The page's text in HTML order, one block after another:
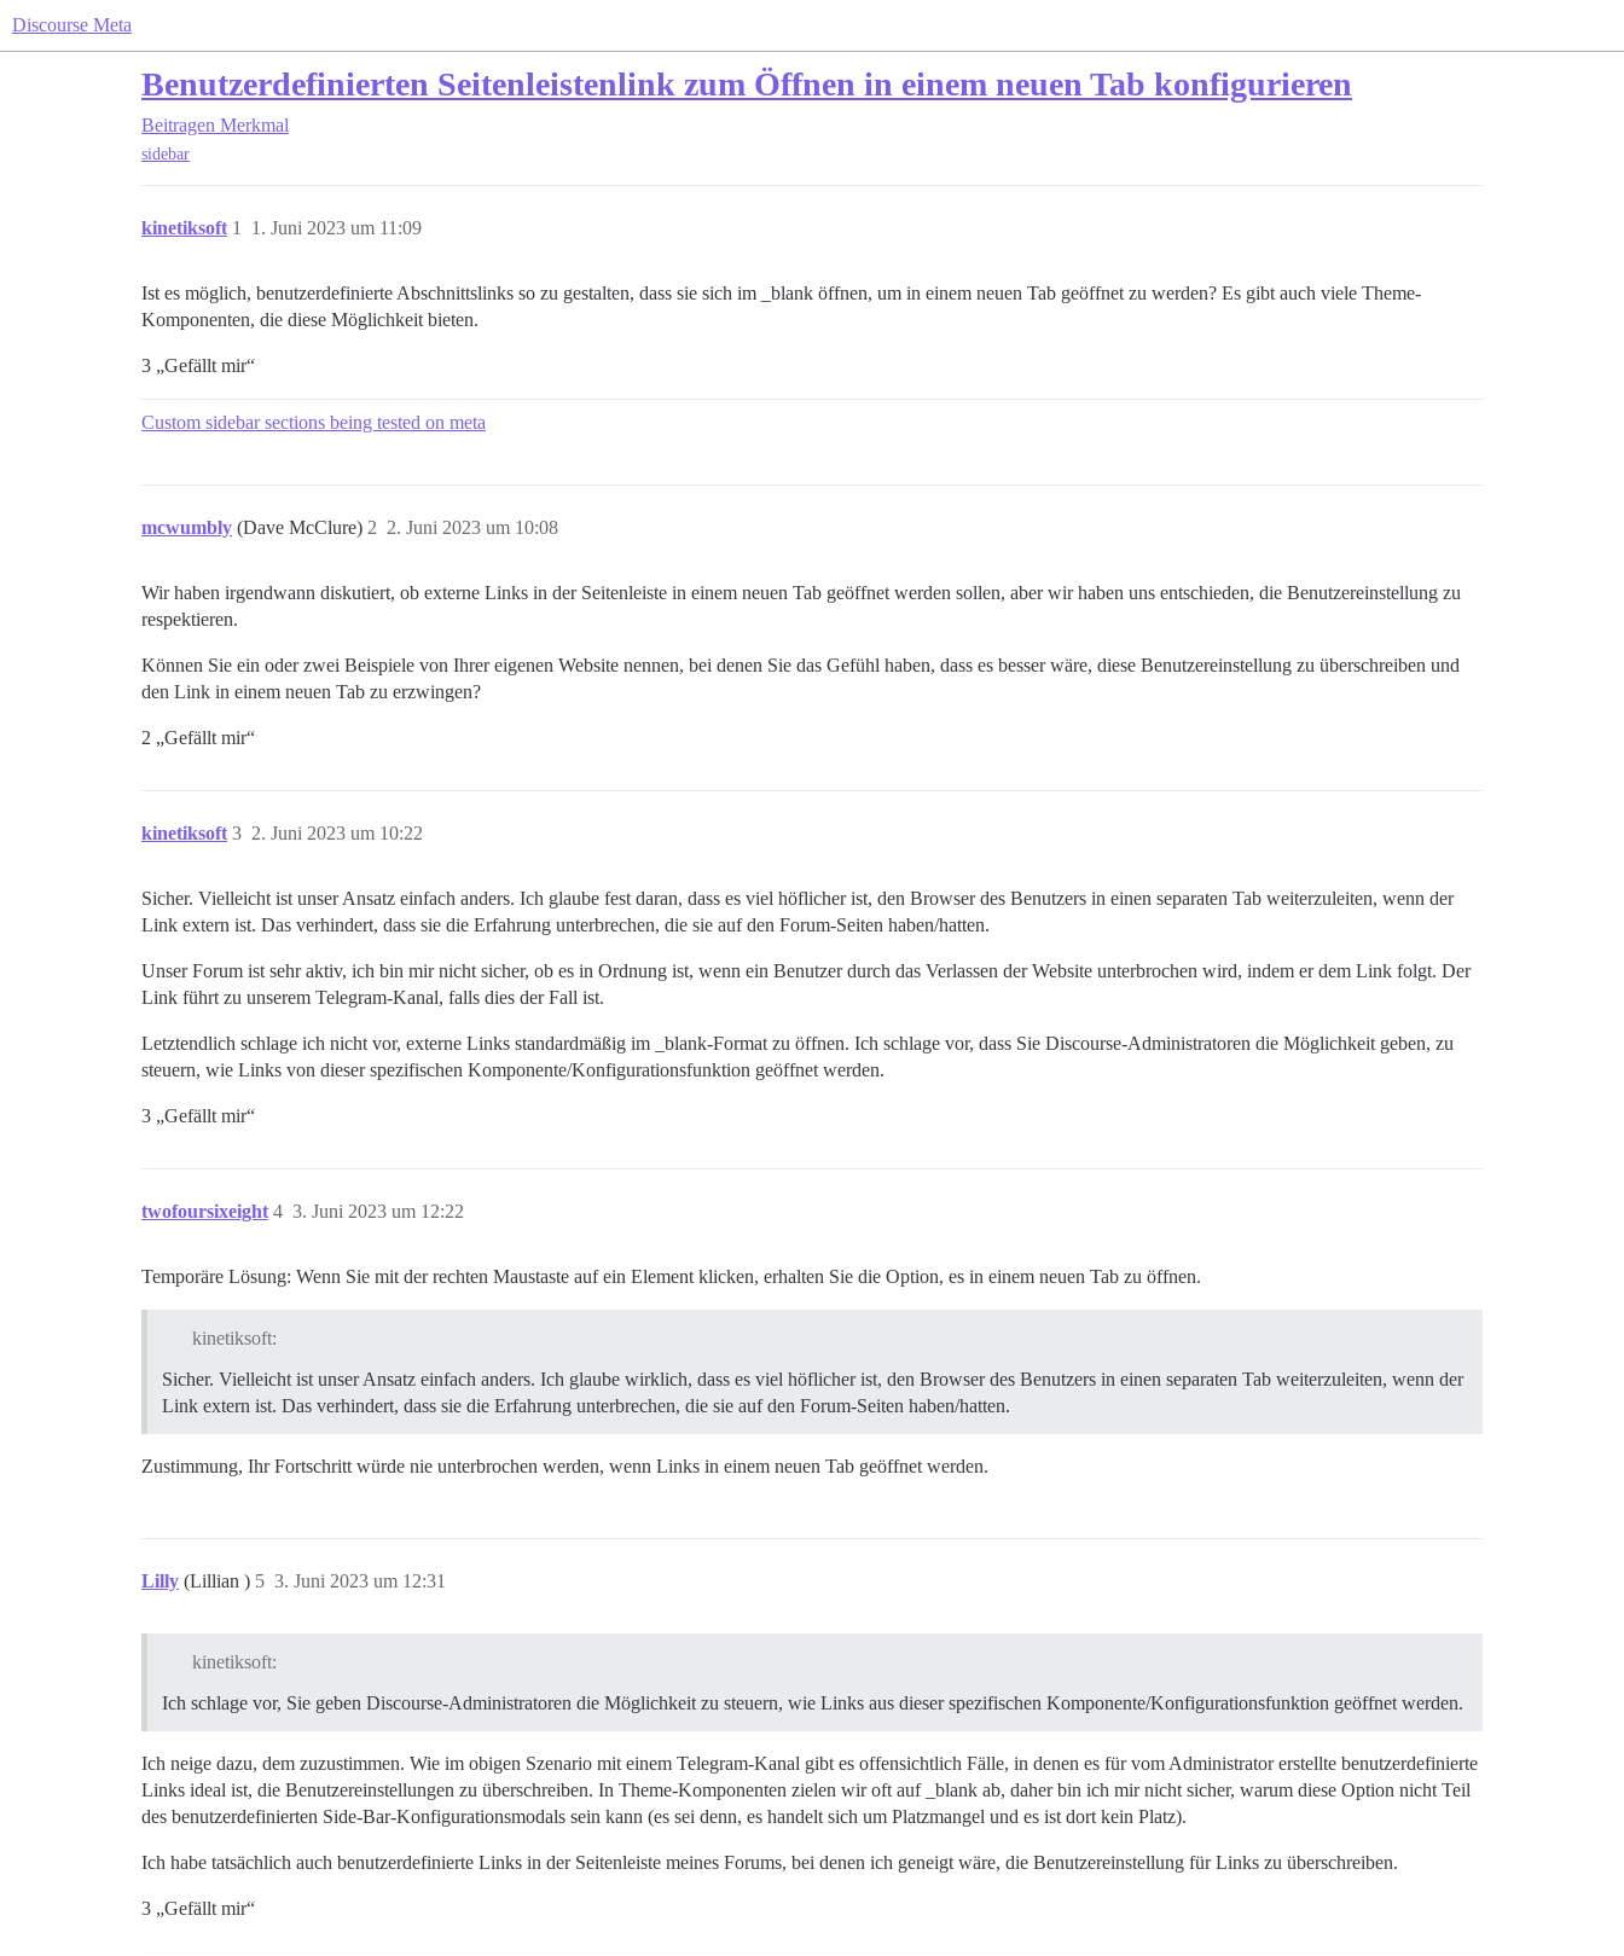
Discourse Meta
Benutzerdefinierten Seitenleistenlink zum Öffnen in einem neuen Tab konfigurieren
Beitragen Merkmal
sidebar
kinetiksoft 1. Juni 2023 um 11:09
1
Ist es möglich, benutzerdefinierte Abschnittslinks so zu gestalten, dass sie sich im _blank öffnen, um in einem neuen Tab geöffnet zu werden? Es gibt auch viele Theme-
Komponenten, die diese Möglichkeit bieten.
3 „Gefällt mir“
Custom sidebar sections being tested on meta
mcwumbly (Dave McClure) 2. Juni 2023 um 10:08
2
Wir haben irgendwann diskutiert, ob externe Links in der Seitenleiste in einem neuen Tab geöffnet werden sollen, aber wir haben uns entschieden, die Benutzereinstellung zu
respektieren.
Können Sie ein oder zwei Beispiele von Ihrer eigenen Website nennen, bei denen Sie das Gefühl haben, dass es besser wäre, diese Benutzereinstellung zu überschreiben und
den Link in einem neuen Tab zu erzwingen?
2 „Gefällt mir“
kinetiksoft 2. Juni 2023 um 10:22
3
Sicher. Vielleicht ist unser Ansatz einfach anders. Ich glaube fest daran, dass es viel höflicher ist, den Browser des Benutzers in einen separaten Tab weiterzuleiten, wenn der
Link extern ist. Das verhindert, dass sie die Erfahrung unterbrechen, die sie auf den Forum-Seiten haben/hatten.
Unser Forum ist sehr aktiv, ich bin mir nicht sicher, ob es in Ordnung ist, wenn ein Benutzer durch das Verlassen der Website unterbrochen wird, indem er dem Link folgt. Der
Link führt zu unserem Telegram-Kanal, falls dies der Fall ist.
Letztendlich schlage ich nicht vor, externe Links standardmäßig im _blank-Format zu öffnen. Ich schlage vor, dass Sie Discourse-Administratoren die Möglichkeit geben, zu
steuern, wie Links von dieser spezifischen Komponente/Konfigurationsfunktion geöffnet werden.
3 „Gefällt mir“
twofoursixeight 3. Juni 2023 um 12:22
4
Temporäre Lösung: Wenn Sie mit der rechten Maustaste auf ein Element klicken, erhalten Sie die Option, es in einem neuen Tab zu öffnen.
kinetiksoft:
Sicher. Vielleicht ist unser Ansatz einfach anders. Ich glaube wirklich, dass es viel höflicher ist, den Browser des Benutzers in einen separaten Tab weiterzuleiten, wenn der
Link extern ist. Das verhindert, dass sie die Erfahrung unterbrechen, die sie auf den Forum-Seiten haben/hatten.
Zustimmung, Ihr Fortschritt würde nie unterbrochen werden, wenn Links in einem neuen Tab geöffnet werden.
Lilly (Lillian ) 3. Juni 2023 um 12:31
5
kinetiksoft:
Ich schlage vor, Sie geben Discourse-Administratoren die Möglichkeit zu steuern, wie Links aus dieser spezifischen Komponente/Konfigurationsfunktion geöffnet werden.
Ich neige dazu, dem zuzustimmen. Wie im obigen Szenario mit einem Telegram-Kanal gibt es offensichtlich Fälle, in denen es für vom Administrator erstellte benutzerdefinierte
Links ideal ist, die Benutzereinstellungen zu überschreiben. In Theme-Komponenten zielen wir oft auf _blank ab, daher bin ich mir nicht sicher, warum diese Option nicht Teil
des benutzerdefinierten Side-Bar-Konfigurationsmodals sein kann (es sei denn, es handelt sich um Platzmangel und es ist dort kein Platz).
Ich habe tatsächlich auch benutzerdefinierte Links in der Seitenleiste meines Forums, bei denen ich geneigt wäre, die Benutzereinstellung für Links zu überschreiben.
3 „Gefällt mir“